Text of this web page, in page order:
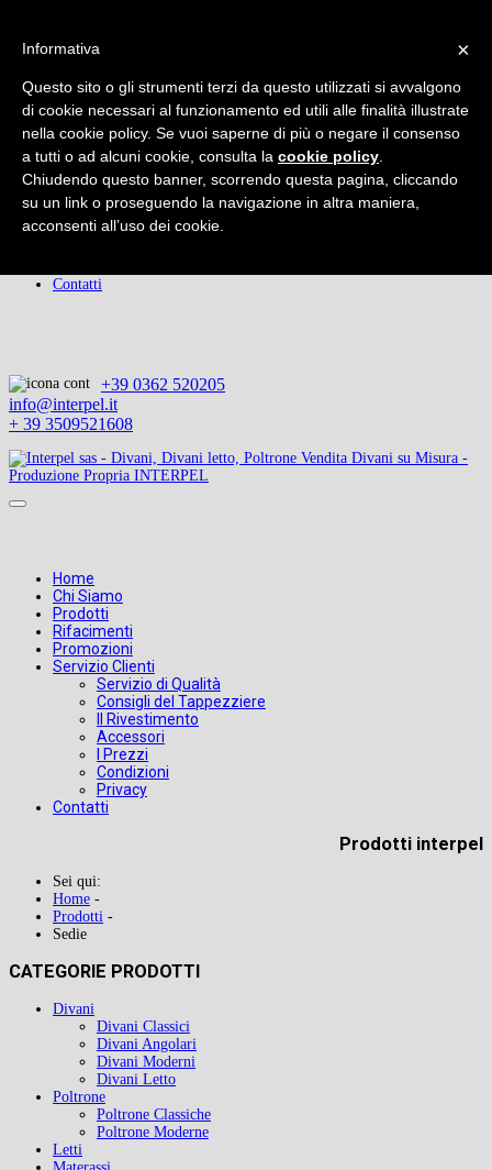
Home
Prodotti
Rifacimenti
Promozioni
Servizio Clienti
Servizio di Qualità
Consigli del Tappezziere
Il Rivestimento
Accessori
I Prezzi
Contatti
+39 0362 520205
info@interpel.it
+ 39 3509521608
Home
Chi Siamo
Prodotti
Rifacimenti
Promozioni
Servizio Clienti
Servizio di Qualità
Consigli del Tappezziere
Il Rivestimento
Accessori
I Prezzi
Condizioni
Privacy
Contatti
Prodotti interpel
Sei qui:
Home -
Prodotti -
Sedie
CATEGORIE PRODOTTI
Divani
Divani Classici
Divani Angolari
Divani Moderni
Divani Letto
Poltrone
Poltrone Classiche
Poltrone Moderne
Letti
Materassi
×
Informativa
Questo sito o gli strumenti terzi da questo utilizzati si avvalgono
di cookie necessari al funzionamento ed utili alle finalità illustrate
nella cookie policy. Se vuoi saperne di più o negare il consenso
a tutti o ad alcuni cookie, consulta la cookie policy
Chiudendo questo banner, scorrendo questa pagina, cliccando
su un link o proseguendo la navigazione in altra maniera,
acconsenti all’uso dei cookie.